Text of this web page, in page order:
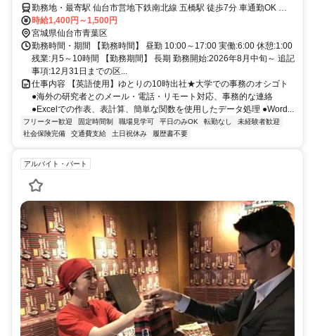
勤務地・最寄駅 仙台市営地下鉄南北線 五橋駅 徒歩7分 車通勤OK 月
額駐車場はご本人の負担となります。
時給1,400円～1,500円
宮城県仙台市青葉区
勤務時間・期間 【勤務時間】 昼勤 10:00～17:00 実働:6:00 休憩:1:00
残業:月5～10時間 【勤務期間】 長期 勤務開始:2026年8月中旬～ 追記
事項:12月31日までの区...
仕事内容 【英語使用】ゆとりの10時出社★大学での事務のオシゴト
●海外の研究者とのメール・電話・リモート対応、事務的な連絡
●Excelでの作表、表計算、簡単な関数を使用したデータ処理 ●Word...
フリーター歓迎 固定時間制 職場見学可 平日のみOK 転勤なし
未経験者歓迎
社会保険完備
交通費支給 土日祝休み 履歴書不要
アルバイト・パート